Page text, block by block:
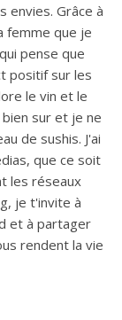
envies. Grâce à
femme que je
pense que
positif sur les
le vin et le
sur et je ne
de sushis. J'ai
que ce soit
les réseaux
je t'invite à
et à partager
rendent la vie